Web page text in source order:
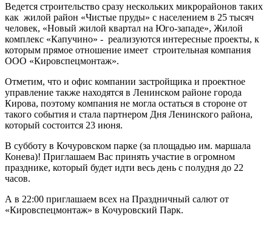
Ведется строительство сразу нескольких микрорайонов таких
как жилой район «Чистые пруды» с населением в 25 тысяч
человек, «Новый жилой квартал на Юго-западе», Жилой
комплекс «Капучино» - реализуются интересные проекты, к
которым прямое отношение имеет строительная компания
ООО «Кировспецмонтаж».
Отметим, что и офис компании застройщика и проектное
управление также находятся в Ленинском районе города
Кирова, поэтому компания не могла остаться в стороне от
такого события и стала партнером Дня Ленинского района,
который состоится 23 июня.
В субботу в Кочуровском парке (за площадью им. маршала
Конева)! Приглашаем Вас принять участие в огромном
празднике, который будет идти весь день с полудня до 22
часов.
А в 22:00 приглашаем всех на Праздничный салют от
«Кировспецмонтаж» в Кочуровский Парк.